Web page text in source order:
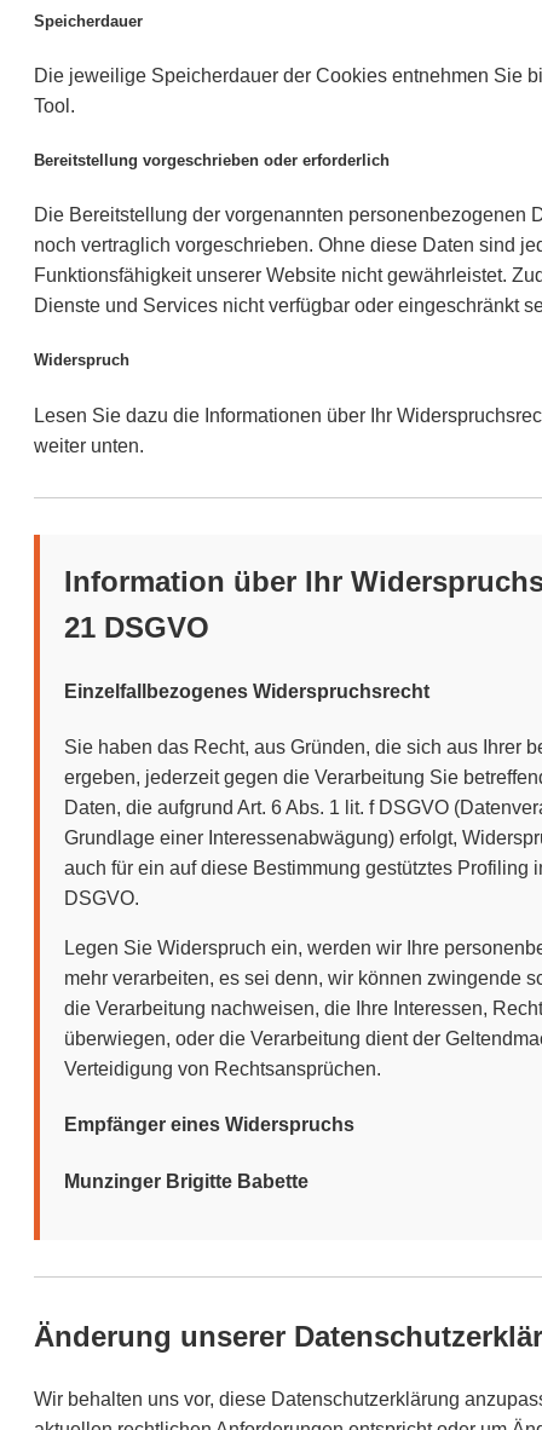
Speicherdauer
Die jeweilige Speicherdauer der Cookies entnehmen Sie
Tool.
Bereitstellung vorgeschrieben oder erforderlich
Die Bereitstellung der vorgenannten personenbezogenen
noch vertraglich vorgeschrieben. Ohne diese Daten sind
Funktionsfähigkeit unserer Website nicht gewährleistet.
Dienste und Services nicht verfügbar oder eingeschränkt
Widerspruch
Lesen Sie dazu die Informationen über Ihr
weiter unten.
Information über Ihr
21 DSGVO
Einzelfallbezogenes Widerspruchsrecht
Sie haben das Recht, aus Gründen, die sich aus Ihrer
ergeben, jederzeit gegen die Verarbeitung Sie
Daten, die aufgrund Art. 6 Abs. 1 lit. f DSGVO
Grundlage einer Interessenabwägung) erfolgt,
auch für ein auf diese Bestimmung gestütztes Profiling
DSGVO.
Legen Sie Widerspruch ein, werden wir Ihre
mehr verarbeiten, es sei denn, wir können zwingende
die Verarbeitung nachweisen, die Ihre Interessen,
überwiegen, oder die Verarbeitung dient der
Verteidigung von Rechtsansprüchen.
Empfänger eines Widerspruchs
Munzinger Brigitte Babette
Änderung unserer
Wir behalten uns vor, diese Datenschutzerklärung